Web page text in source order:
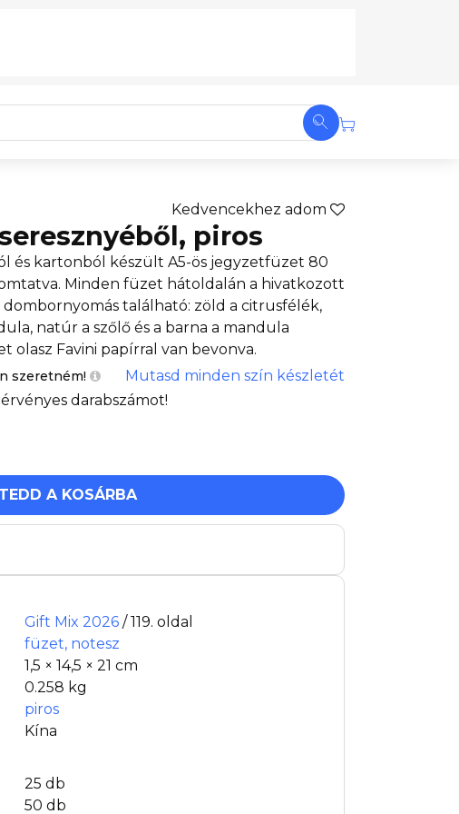
Kedvencekhez adom
piros
és kartonból készült A5-ös jegyzetfüzet 80
Minden füzet hátoldalán a hivatkozott
található: zöld a citrusfélék,
natúr a szőlő és a barna a mandula
olasz Favini papírral van bevonva.
szeretném!
Mutasd minden szín készletét
darabszámot!
TEDD A KOSÁRBA
Gift Mix 2026/ 119. oldal
füzet, notesz
1,5 × 14,5 × 21 cm
0.258 kg
piros
Kína
25 db
50 db